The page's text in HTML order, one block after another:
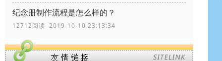
纪念册制作流程是怎么样的？
12712阅读 2019-10-10 23:13:34